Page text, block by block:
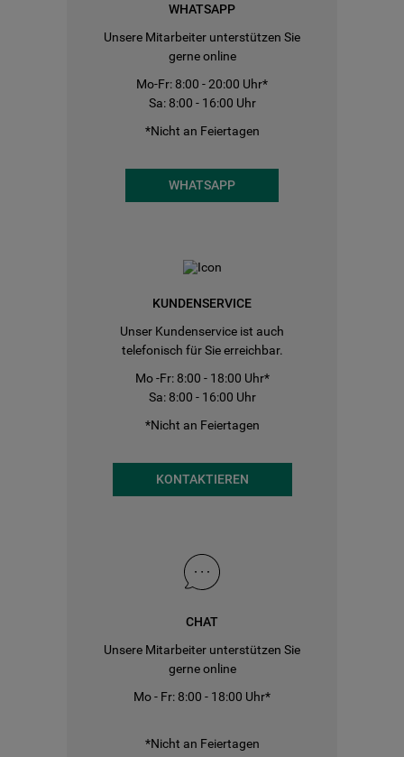
WHATSAPP
Unsere Mitarbeiter unterstützen Sie
gerne online
Mo-Fr: 8:00 - 20:00 Uhr*
Sa: 8:00 - 16:00 Uhr
*Nicht an Feiertagen
WHATSAPP
KUNDENSERVICE
Unser Kundenservice ist auch
telefonisch für Sie erreichbar.
Mo -Fr: 8:00 - 18:00 Uhr*
Sa: 8:00 - 16:00 Uhr
*Nicht an Feiertagen
KONTAKTIEREN
CHAT
Unsere Mitarbeiter unterstützen Sie
gerne online
Mo - Fr: 8:00 - 18:00 Uhr*
*Nicht an Feiertagen